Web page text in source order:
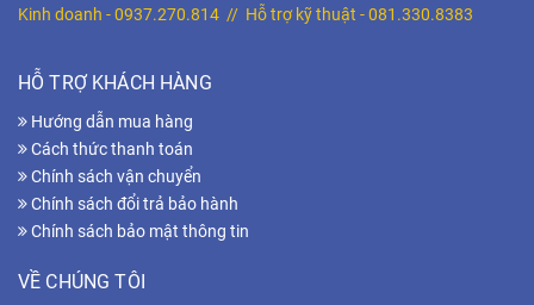
Kinh doanh -0937.270.814 // Hỗ trợ kỹ thuật -081.330.8383
HỖ TRỢ KHÁCH HÀNG
Hướng dẫn mua hàng
Cách thức thanh toán
Chính sách vận chuyển
Chính sách đổi trả bảo hành
Chính sách bảo mật thông tin
VỀ CHÚNG TÔI